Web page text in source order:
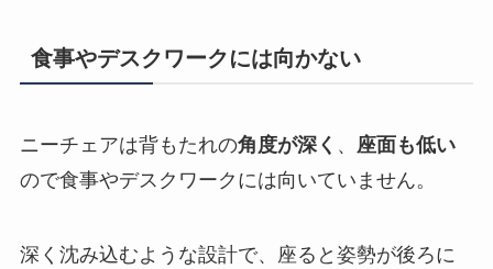
食事やデスクワークには向かない
ニーチェアは背もたれの角度が深く 、 座面も低い
ので食事やデスクワークには向いていません。
深く沈み込むような設計で、座ると姿勢が後ろに